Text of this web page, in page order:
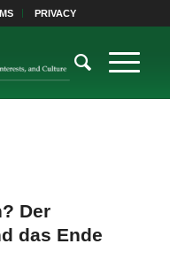
PRIVACY
Der
das Ende